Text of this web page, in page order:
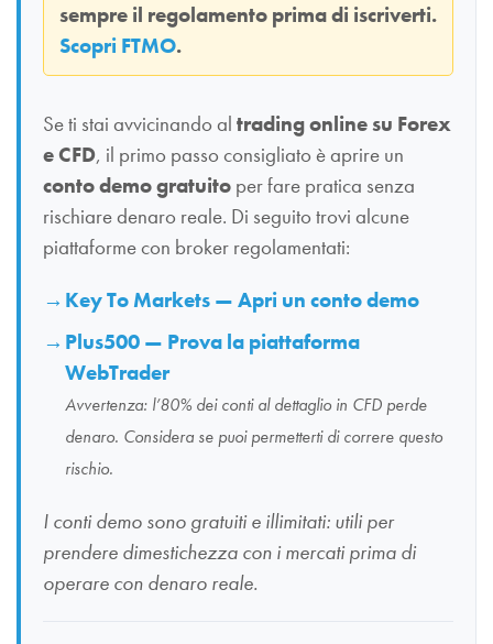
sempre il regolamento prima di iscriverti.
Scopri FTMO.
Se ti stai avvicinando al trading online su Forex
e CFD, il primo passo consigliato è aprire un
conto demo gratuito per fare pratica senza
rischiare denaro reale. Di seguito trovi alcune
piattaforme con broker regolamentati:
Key To Markets — Apri un conto demo
Plus500 — Prova la piattaforma
WebTrader
Avvertenza: l’80% dei conti al dettaglio in CFD perde
denaro. Considera se puoi permetterti di correre questo
rischio.
I conti demo sono gratuiti e illimitati: utili per
prendere dimestichezza con i mercati prima di
operare con denaro reale.